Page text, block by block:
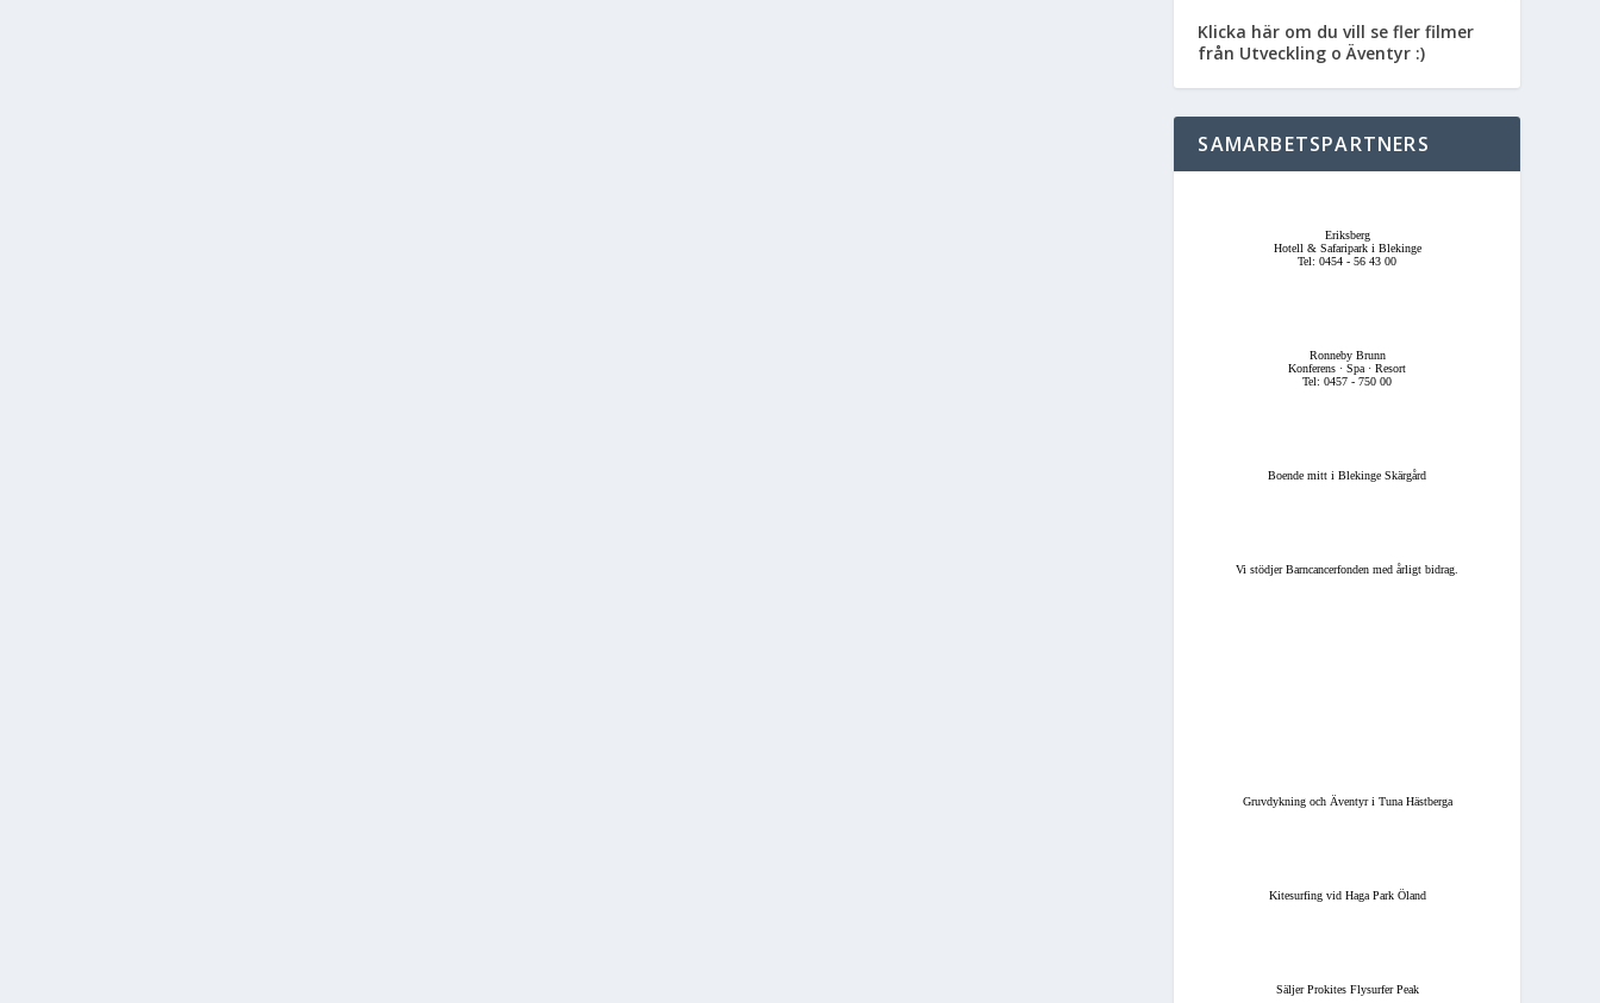
Klicka här om du vill se fler filmer
från Utveckling o Äventyr :)
SAMARBETSPARTNERS
Eriksberg
Hotell & Safaripark i Blekinge
Tel: 0454 - 56 43 00
Ronneby Brunn
Konferens · Spa · Resort
Tel: 0457 - 750 00
Boende mitt i Blekinge Skärgård
Vi stödjer Barncancerfonden med årligt bidrag.
Gruvdykning och Äventyr i Tuna Hästberga
Kitesurfing vid Haga Park Öland
Säljer Prokites Flysurfer Peak